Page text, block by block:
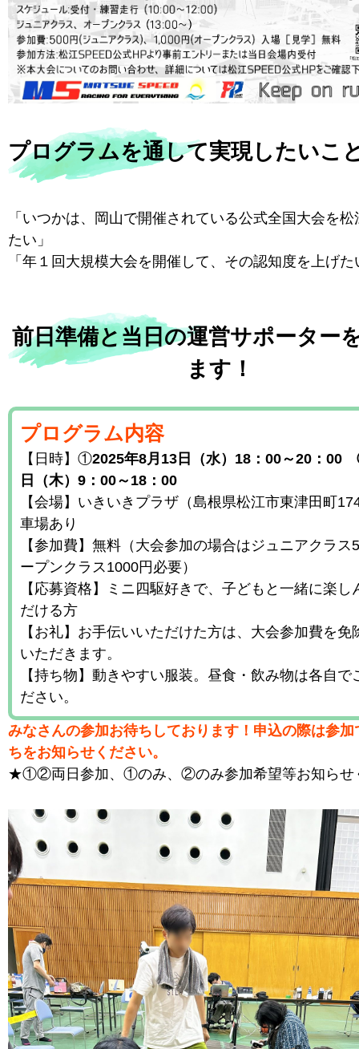
プログラムを通して実現したいこ
「いつかは、岡山で開催されている公式全国大会を
たい」
「年１回大規模大会を開催して、その認知度を上げた
前日準備と当日の運営サポーター
ます！
プログラム内容
【日時】①2025年8月13日（水）18：00～20：
日（木）9：00～18：00
【会場】いきいきプラザ（島根県松江市東津田町
車場あり
【参加費】無料（大会参加の場合はジュニアクラス
ープンクラス1000円必要）
【応募資格】ミニ四駆好きで、子どもと一緒に楽し
だける方
【お礼】お手伝いいただけた方は、大会参加費を免
いただきます。
【持ち物】動きやすい服装。昼食・飲み物は各自で
ださい。
みなさんの参加お待ちしております！申込の際は参加
ちをお知らせください。
★①②両日参加、①のみ、②のみ参加希望等お知らせ